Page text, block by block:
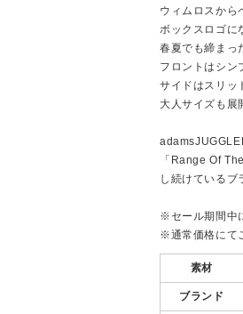
ウィムロスから
ボックスロゴに
春夏でも締まっ
フロントはシン
サイドはスリッ
大人サイズも展
「Range Of
し続けているブ
※セール期間中
※通常価格にて
素材
ブランド